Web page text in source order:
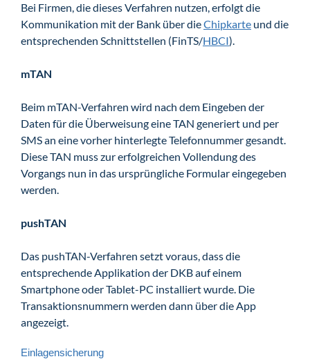
Bei Firmen, die dieses Verfahren nutzen, erfolgt die
Kommunikation mit der Bank über dieChipkarte und die
entsprechenden Schnittstellen (FinTS/HBCI).
mTAN
Beim mTAN-Verfahren wird nach dem Eingeben der
Daten für die Überweisung eine TAN generiert und per
SMS an eine vorher hinterlegte Telefonnummer gesandt.
Diese TAN muss zur erfolgreichen Vollendung des
Vorgangs nun in das ursprüngliche Formular eingegeben
werden.
pushTAN
Das pushTAN-Verfahren setzt voraus, dass die
entsprechende Applikation der DKB auf einem
Smartphone oder Tablet-PC installiert wurde. Die
Transaktionsnummern werden dann über die App
angezeigt.
Einlagensicherung